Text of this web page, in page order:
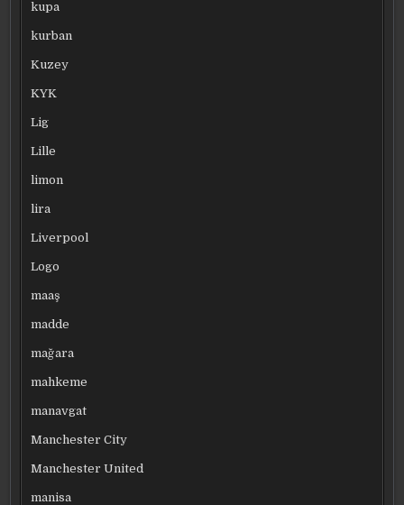
kupa
kurban
Kuzey
KYK
Lig
Lille
limon
lira
Liverpool
Logo
maaş
madde
mağara
mahkeme
manavgat
Manchester City
Manchester United
manisa